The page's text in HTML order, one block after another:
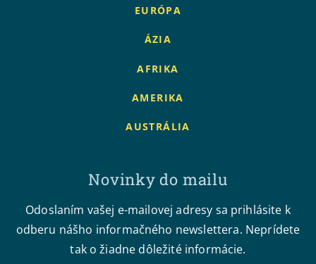
EURÓPA
ÁZIA
AFRIKA
AMERIKA
AUSTRÁLIA
Novinky do mailu
Odoslaním vašej e-mailovej adresy sa prihlásite k
odberu nášho informačného newslettera. Neprídete
tak o žiadne dôležité informácie.